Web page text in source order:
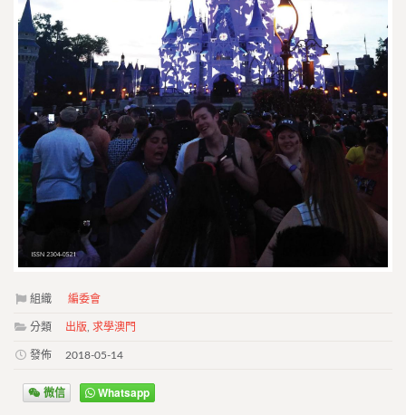
組織 編委會
分類 出版 求學澳門
發佈 2018-05-14
微信 Whatsapp